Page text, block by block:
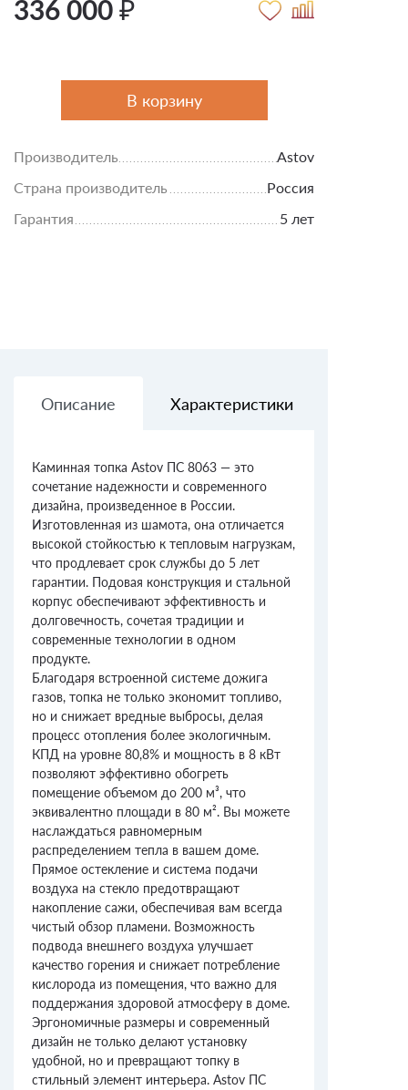
336 000 ₽
В корзину
Производитель
Astov
Страна производитель
Россия
Гарантия
5 лет
Описание Характеристики
Каминная топка Astov ПС 8063 — это
сочетание надежности и современного
дизайна, произведенное в России.
Изготовленная из шамота, она отличается
высокой стойкостью к тепловым нагрузкам,
что продлевает срок службы до 5 лет
гарантии. Подовая конструкция и стальной
корпус обеспечивают эффективность и
долговечность, сочетая традиции и
современные технологии в одном
продукте.
Благодаря встроенной системе дожига
газов, топка не только экономит топливо,
но и снижает вредные выбросы, делая
процесс отопления более экологичным.
КПД на уровне 80,8% и мощность в 8 кВт
позволяют эффективно обогреть
помещение объемом до 200 м³, что
эквивалентно площади в 80 м². Вы можете
наслаждаться равномерным
распределением тепла в вашем доме.
Прямое остекление и система подачи
воздуха на стекло предотвращают
накопление сажи, обеспечивая вам всегда
чистый обзор пламени. Возможность
подвода внешнего воздуха улучшает
качество горения и снижает потребление
кислорода из помещения, что важно для
поддержания здоровой атмосферу в доме.
Эргономичные размеры и современный
дизайн не только делают установку
удобной, но и превращают топку в
стильный элемент интерьера. Astov ПС